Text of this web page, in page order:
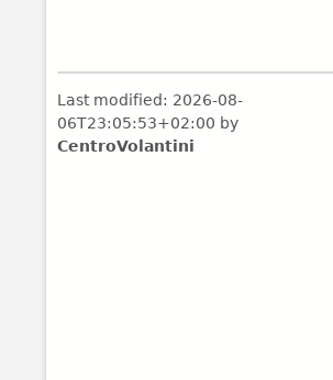
Last modified: 2026-08-
06T23:05:53+02:00 by
CentroVolantini